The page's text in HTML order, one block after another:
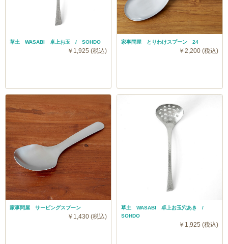
草土 WASABI 卓上お玉 / SOHDO
￥1,925 (税込)
家事問屋 とりわけスプーン 24
￥2,200 (税込)
家事問屋 サービングスプーン
￥1,430 (税込)
草土 WASABI 卓上お玉穴あき /
SOHDO
￥1,925 (税込)